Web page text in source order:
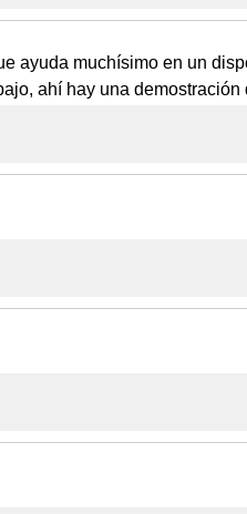
ayuda muchísimo en un
ahí hay una demostración